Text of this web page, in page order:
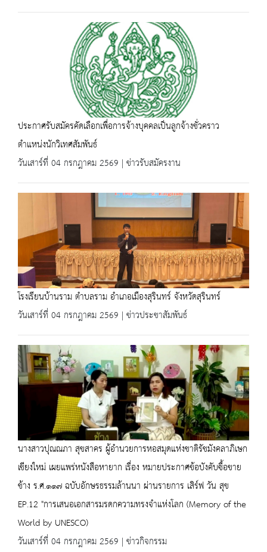
ประกาศรับสมัครคัดเลือกเพื่อการจ้างบุคคลเป็นลูกจ้างชั่วคราว
ตำแหน่งนักวิเทศสัมพันธ์
วันเสาร์ที่ 04 กรกฎาคม 2569 | ข่าวรับสมัครงาน
โรงเรียนบ้านราม ตำบลราม อำเภอเมืองสุรินทร์ จังหวัดสุรินทร์
วันเสาร์ที่ 04 กรกฎาคม 2569 | ข่าวประชาสัมพันธ์
นางสาวปุณณภา สุขสาคร ผู้อำนวยการหอสมุดแห่งชาติรัชมังคลาภิเษก
เชียงใหม่ เผยแพร่หนังสือหายาก เรื่อง หมายประกาศข้อบังคับซื้อขาย
ช้าง ร.ศ.๑๑๗ ฉบับอักษรธรรมล้านนา ผ่านรายการ เสิร์ฟ วัน สุข
EP.12 "การเสนอเอกสารมรดกความทรงจำแห่งโลก (Memory of the
World by UNESCO)
วันเสาร์ที่ 04 กรกฎาคม 2569 | ข่าวกิจกรรม